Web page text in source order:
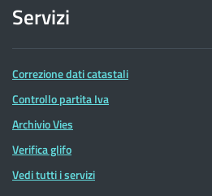
Servizi
Correzione dati catastali
Controllo partita Iva
Archivio Vies
Verifica glifo
Vedi tutti i servizi